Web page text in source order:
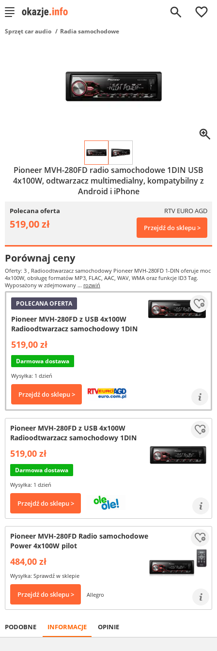
0
Sprzęt car audio Radia samochodowe
Pioneer MVH-280FD radio samochodowe 1DIN USB
4x100W, odtwarzacz multimedialny, kompatybilny z
Android i iPhone
Polecana oferta RTV EURO AGD
519,00 zł Przejdź do sklepu >
Porównaj ceny
Oferty: 3 , Radioodtwarzacz samochodowy Pioneer MVH-280FD 1-DIN oferuje moc
4x100W, obsługę formatów MP3, FLAC, AAC, WAV, WMA oraz funkcje ID3 Tag.
Wyposażony w zdejmowany ... rozwiń
POLECANA OFERTA
Pioneer MVH-280FD z USB 4x100W
Radioodtwarzacz samochodowy 1DIN
519,00 zł
Darmowa dostawa
Wysyłka: 1 dzień
Przejdź do sklepu >
Pioneer MVH-280FD z USB 4x100W
Radioodtwarzacz samochodowy 1DIN
519,00 zł
Darmowa dostawa
Wysyłka: 1 dzień
Przejdź do sklepu >
Pioneer MVH-280FD Radio samochodowe
Power 4x100W pilot
484,00 zł
Wysyłka: Sprawdź w sklepie
Przejdź do sklepu > Allegro
PODOBNE INFORMACJE OPINIE